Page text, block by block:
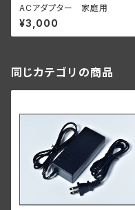
ACアダプター 家庭用
¥3,000
同じカテゴリの商品